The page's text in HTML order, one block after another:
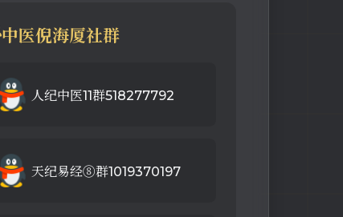
中医倪海厦社群
人纪中医11群518277792
天纪易经⑧群1019370197